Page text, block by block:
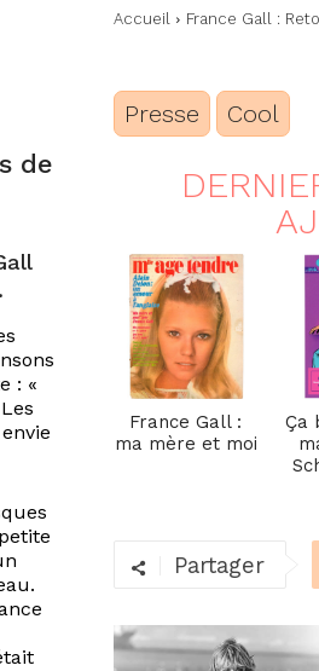
de
: «
Accueil France Gall :
Presse Cool
France Gall :
ma mère et moi
Ça
Partager